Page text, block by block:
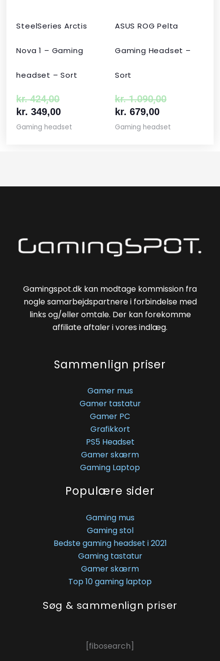
SteelSeries Arctis
Nova 1 – Gaming
headset – Sort
kr.424,00
kr. 349,00
Gaming headset
ASUS ROG Pelta
Gaming Headset –
Sort
kr.1.090,00
kr. 679,00
Gaming headset
Gamingspot.dk kan modtage kommission fra
nogle samarbejdspartnere i forbindelse med
links og/eller omtale. Der kan forekomme
affiliate aftaler i vores indlæg.
Sammenlign priser
Gamer mus
Gamer tastatur
Gamer PC
Grafikkort
PS5 Headset
Gamer skærm
Gaming Laptop
Populære sider
Gaming mus
Gaming stol
Bedste gaming headset i 2021
Gaming tastatur
Gamer skærm
Top 10 gaming laptop
Søg & sammenlign priser
[fibosearch]